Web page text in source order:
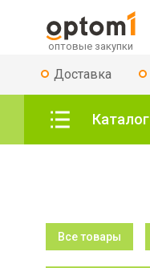
Доставка
Все товары